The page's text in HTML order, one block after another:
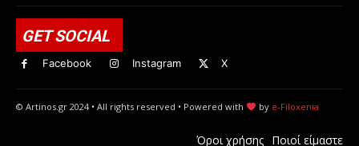
GET SOCIAL
Facebook Instagram X
© Artinos.gr 2024 • All rights reserved • Powered with by e-Filoxenia
Όροι χρήσης Ποιοί είμαστε